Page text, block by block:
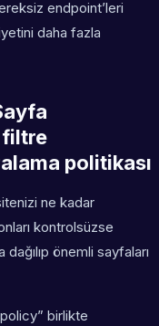
endpoint’leri
daha fazla
filtre
politikası
ne kadar
kontrolsüzse
önemli sayfaları
birlikte